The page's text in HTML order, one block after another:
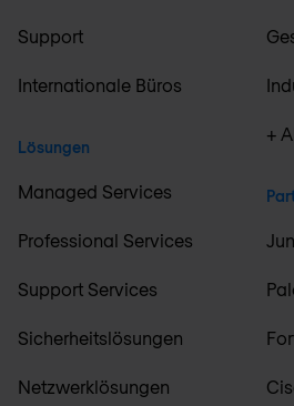
Support
Internationale Büros
Lösungen
Managed Services
Professional Services
Support Services
Sicherheitslösungen
Netzwerklösungen
+